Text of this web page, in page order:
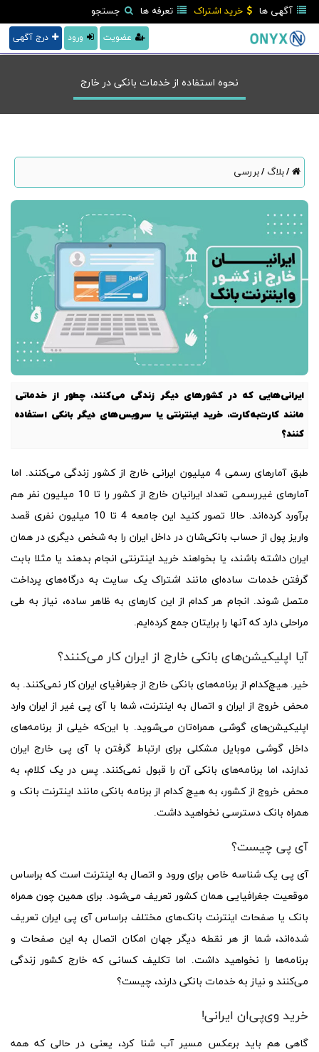
آگهی ها خرید اشتراک تعرفه ها جستجو
درج آگهی ورود عضویت
نحوه استفاده از خدمات بانکی در خارج
/بلاگ/بررسی
ایرانی‌هایی که در کشورهای دیگر زندگی می‌کنند، چطور از خدماتی
مانند کارت‌به‌کارت، خرید اینترنتی یا سرویس‌های دیگر بانکی استفاده
کنند؟
طبق آمارهای رسمی 4 میلیون ایرانی خارج از کشور زندگی می‌کنند. اما
آمارهای غیررسمی تعداد ایرانیان خارج از کشور را تا 10 میلیون نفر هم
برآورد کرده‌اند. حالا تصور کنید این جامعه 4 تا 10 میلیون نفری قصد
واریز پول از حساب بانکی‌شان در داخل ایران را به شخص دیگری در همان
ایران داشته باشند، یا بخواهند خرید اینترنتی انجام بدهند یا مثلا بابت
گرفتن خدمات ساده‌ای مانند اشتراک یک سایت به درگاه‌های پرداخت
متصل شوند. انجام هر کدام از این کارهای به ظاهر ساده، نیاز به طی
مراحلی دارد که آنها را برایتان جمع کرده‌ایم.
آیا اپلیکیشن‌های بانکی خارج از ایران کار می‌کنند؟
خیر. هیچ‌کدام از برنامه‌های بانکی خارج از جغرافیای ایران کار نمی‌کنند. به
محض خروج از ایران و اتصال به اینترنت، شما با آی ‌پی غیر از ایران وارد
اپلیکیشن‌های گوشی همراه‌تان می‌شوید. با این‌که خیلی از برنامه‌های
داخل گوشی موبایل مشکلی برای ارتباط گرفتن با آی ‌پی خارج ایران
ندارند، اما برنامه‌های بانکی آن را قبول نمی‌کنند. پس در یک کلام، به
محض خروج از کشور، به هیچ کدام از برنامه بانکی مانند اینترنت بانک و
همراه بانک دسترسی نخواهید داشت.
آی ‌پی چیست؟
آی پی یک شناسه خاص برای ورود و اتصال به اینترنت است که براساس
موقعیت جغرافیایی همان کشور تعریف می‌شود. برای همین چون همراه
بانک یا صفحات اینتر‌نت بانک‌های مختلف براساس آی پی ایران تعریف
شده‌اند، شما از هر نقطه دیگر جهان امکان اتصال به این صفحات و
برنامه‌ها را نخواهید داشت. اما تکلیف کسانی که خارج کشور زندگی
می‌کنند و نیاز به خدمات بانکی دارند، چیست؟
خرید وی‌پی‌ان ایرانی!
گاهی هم باید برعکس مسیر آب شنا کرد، یعنی در حالی که همه